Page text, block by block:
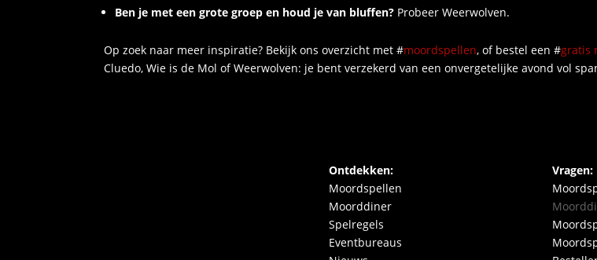
Ben je met een grote groep en houd je van bluffen? Probeer Weerwolven.
Op zoek naar meer inspiratie? Bekijk ons overzicht met #moordspellen, of bestel een #gratis
Cluedo, Wie is de Mol of Weerwolven: je bent verzekerd van een onvergetelijke avond vol
Ontdekken:
Moordspellen
Moorddiner
Spelregels
Eventbureaus
Vragen: